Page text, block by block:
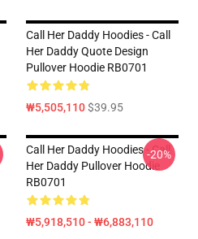
Call Her Daddy Hoodies - Call
Her Daddy Quote Design
Pullover Hoodie RB0701
₩5,505,110$39.95
Call Her Daddy Hoodies - Call
Her Daddy Pullover Hoodie
RB0701
₩5,918,510 - ₩6,883,110
-20%